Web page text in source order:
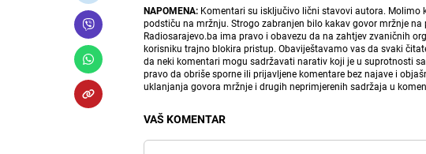
NAPOMENA: Komentari su isključivo lični stavovi autora. Molimo
podstiču na mržnju. Strogo zabranjen bilo kakav govor mržnje
Radiosarajevo.ba ima pravo i obavezu da na zahtjev zvaničnih
korisniku trajno blokira pristup. Obaviještavamo vas da svaki
da neki komentari mogu sadržavati narativ koji je u suprotnosti
pravo da obriše sporne ili prijavljene komentare bez najave i
uklanjanja govora mržnje i drugih neprimjerenih sadržaja u
VAŠ KOMENTAR